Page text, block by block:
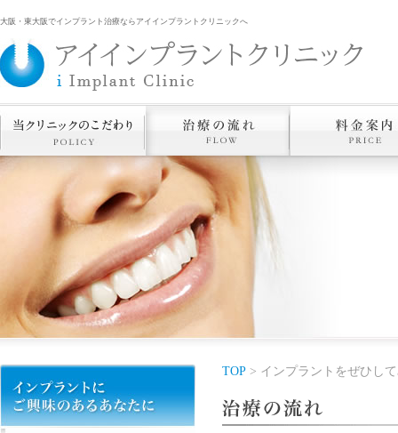
大阪・東大阪でインプラント治療ならアイインプラントクリニックへ
TOP > インプラントをぜひし